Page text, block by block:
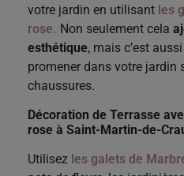
votre jardin en utilisant les
rose. Non seulement cela
esthétique, mais c’est
promener dans votre jardin
chaussures.
Décoration de Terrasse
rose à Saint-Martin-de-
Utilisez les galets de